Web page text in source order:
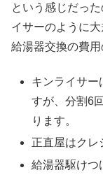
という感じだっ
イサーのように
給湯器交換の費用
キンライサー
すが、分割6
ります。
正直屋はクレ
給湯器駆けつ